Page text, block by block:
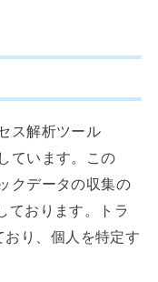
ス解析ツール
ています。この
クデータの収集の
ております。トラ
り、個人を特定す